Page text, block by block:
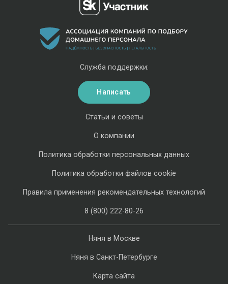
Няня в Москве
Няня в Санкт-Петербурге
Карта сайта
Статьи и советы
О компании
Политика обработки персональных данных
Политика обработки файлов cookie
Правила применения рекомендательных технологий
8 (800) 222-80-26
Служба поддержки:
Написать